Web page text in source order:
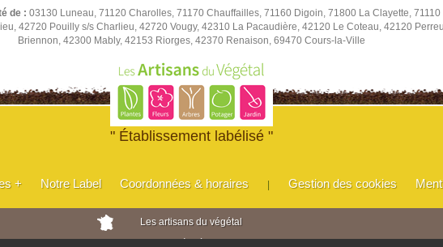
de : 03130 Luneau, 71120 Charolles, 71170 Chauffailles, 71160 Digoin, 71800 La Clayette,
42720 Pouilly s/s Charlieu, 42720 Vougy, 42310 La Pacaudière, 42120 Le Coteau, 42120
Briennon, 42300 Mably, 42153 Riorges, 42370 Renaison, 69470 Cours-la-Ville
" Établissement labélisé "
+ Notre Label Coordonnées & horaires Gestion des cookies
Les artisans du végétal